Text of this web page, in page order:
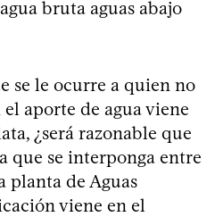
bruta aguas abajo
se le ocurre a quien no
el aporte de agua viene
¿será razonable que
que se interponga entre
planta de Aguas
viene en el